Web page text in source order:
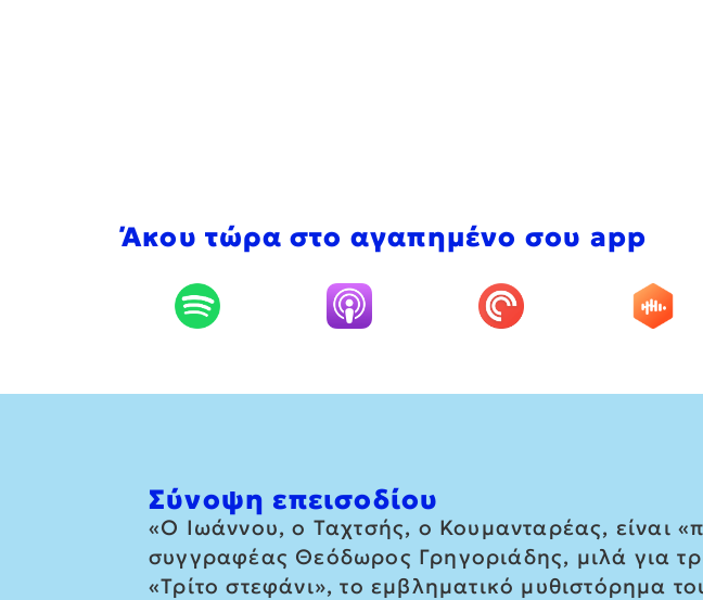
Άκου τώρα στο αγαπημένο σου app
Σύνοψη επεισοδίου
«Ο Ιωάννου, ο Ταχτσής, ο Κουμανταρέας, είναι
συγγραφέας Θεόδωρος Γρηγοριάδης, μιλά για
«Τρίτο στεφάνι», το εμβληματικό μυθιστόρημα